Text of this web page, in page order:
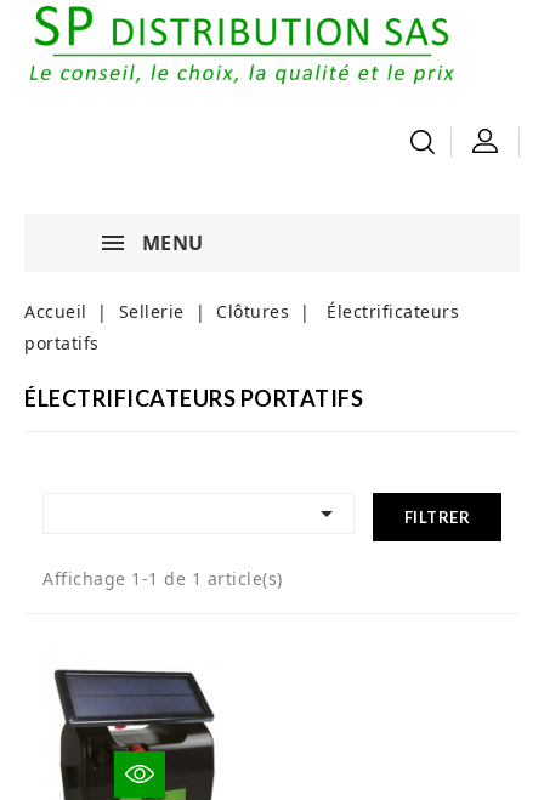
MENU
Accueil Sellerie Clôtures
Électrificateurs
portatifs
ÉLECTRIFICATEURS PORTATIFS
 FILTRER
Affichage 1-1 de 1 article(s)